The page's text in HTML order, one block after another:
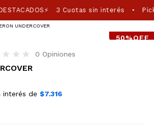
3 Cuotas sin interés •
UNDERCOVER
50%OFF
0 Opiniones
interés de $7.316